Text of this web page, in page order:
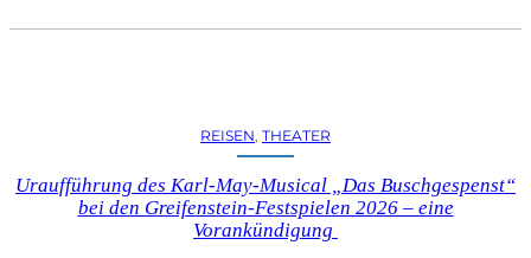
S
H
A
B
REISEN, THEATER
Uraufführung des Karl-May-Musical „Das Buschgespenst“
bei den Greifenstein-Festspielen 2026 – eine
Vorankündigung